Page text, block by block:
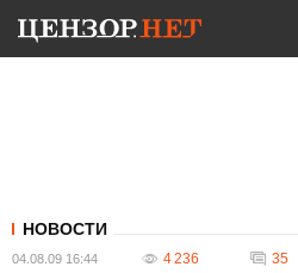
НОВОСТИ
04.08.09 16:44 4 236 35